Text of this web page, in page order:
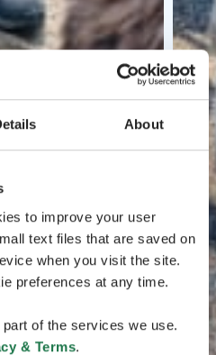
About
to improve your user
text files that are saved on
when you visit the site.
preferences at any time.
of the services we use.
& Terms.